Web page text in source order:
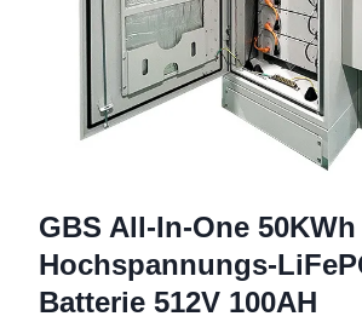
GBS All-In-One 50KWh
Hochspannungs-
Batterie 512V 100AH